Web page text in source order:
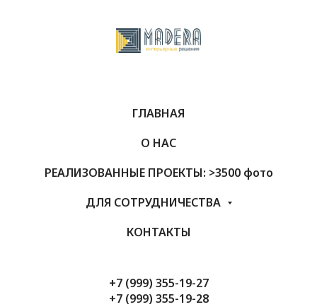
ГЛАВНАЯ
О НАС
РЕАЛИЗОВАННЫЕ ПРОЕКТЫ: >3500 фото
ДЛЯ СОТРУДНИЧЕСТВА
КОНТАКТЫ
+7 (999) 355-19-27
+7 (999) 355-19-28